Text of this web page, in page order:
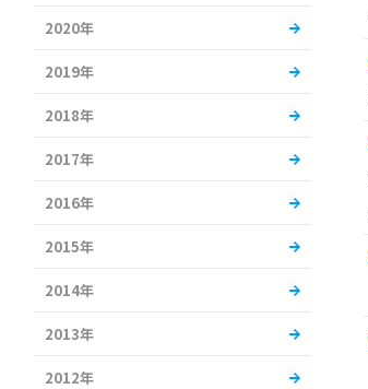
2020年
2019年
2018年
2017年
2016年
2015年
2014年
2013年
2012年